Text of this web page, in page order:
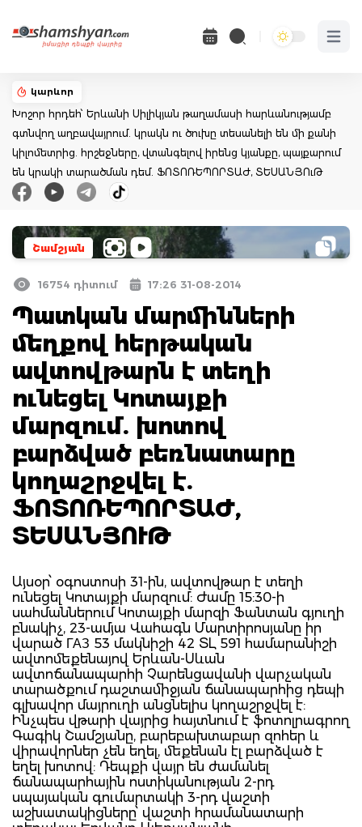
Open
կարևոր
Խոշոր հրդեհ՝ Երևանի Սիլիկյան թաղամասի հարևանությամբ
գտնվող աղբավայրում. կրակն ու ծուխը տեսանելի են մի քանի
կիլոմետրից. հրշեջները, վտանգելով իրենց կյանքը, պայքարում
են կրակի տարածման դեմ. ՖՈՏՈՌԵՊՈՐՏԱԺ, ՏԵՍԱՆՅՈւԹ
Շամշյան
16754 դիտում 17:26 31-08-2014
Պատկան մարմինների
մեղքով հերթական
ավտովթարն է տեղի
ունեցել Կոտայքի
մարզում. խոտով
բարձված բեռնատարը
կողաշրջվել է.
ՖՈՏՈՌԵՊՈՐՏԱԺ,
ՏԵՍԱՆՅՈՒԹ
Այսօր՝ օգոստոսի 31-ին, ավտովթար է տեղի
ունեցել Կոտայքի մարզում: Ժամը 15:30-ի
սահմաններում Կոտայքի մարզի Ֆանտան գյուղի
բնակիչ, 23-ամյա Վահագն Մարտիրոսյանը իր
վարած ГАЗ 53 մակնիշի 42 ՏԼ 591 համարանիշի
ավտոմեքենայով Երևան-Սևան
ավտոճանապարհի Չարենցավանի վարչական
տարածքում դաշտամիջյան ճանապարհից դեպի
գլխավոր մայրուղի անցնելիս կողաշրջվել է:
Ինչպես վթարի վայրից հայտնում է ֆոտոլրագրող
Գագիկ Շամշյանը, բարեբախտաբար զոհեր և
վիրավորներ չեն եղել, մեքենան էլ բարձված է
եղել խոտով: Դեպքի վայր են ժամանել
ճանապարհային ոստիկանության 2-րդ
սպայական գումարտակի 3-րդ վաշտի
աշխատակիցները՝ վաշտի հրամանատարի